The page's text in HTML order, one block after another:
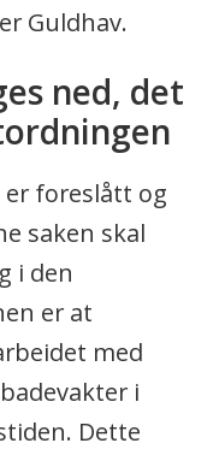
Guldhav.
ned, det
er foreslått og
saken skal
i den
er at
med
i
Dette